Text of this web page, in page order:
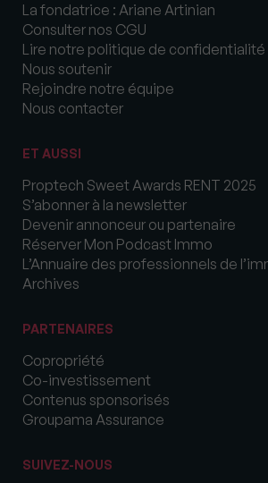
La fondatrice : Ariane Artinian
Consulter nos CGU
Lire notre politique de confidentialité
Nous soutenir
Rejoindre notre équipe
Nous contacter
ET AUSSI
Proptech Sweet Awards RENT 2025
S’abonner à la newsletter
Devenir annonceur ou partenaire
Réserver Mon Podcast Immo
L’Annuaire des professionnels de
Archives
PARTENAIRES
Copropriété
Co-investissement
Contenus sponsorisés
Groupama Assurance
SUIVEZ-NOUS